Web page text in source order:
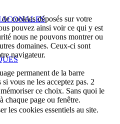
cookies déposés sur votre
pouvez ainsi voir ce qui y est
nous ne pouvons montrer ou
domaines. Ceux-ci sont
navigateur.
permanent de la barre
vous ne les acceptez pas. 2
ce choix. Sans quoi le
chaque page ou fenêtre.
les cookies essentiels au site.